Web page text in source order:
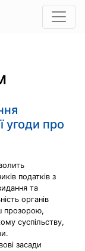
угоди про
податків з
та
органів
прозорою,
суспільству,
засади